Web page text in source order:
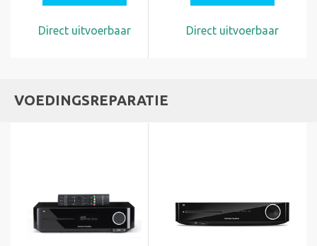
Direct uitvoerbaar Direct uitvoerbaar
VOEDINGSREPARATIE